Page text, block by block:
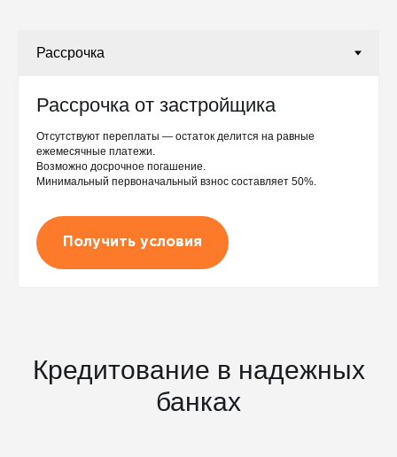
Рассрочка от застройщика
Отсутствуют переплаты — остаток делится на равные
ежемесячные платежи.
Возможно досрочное погашение.
Минимальный первоначальный взнос составляет 50%.
Получить условия
Кредитование в надежных
банках